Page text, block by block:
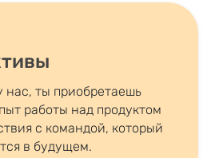
нас, ты приобретаешь
работы над продуктом
с командой, который
в будущем.